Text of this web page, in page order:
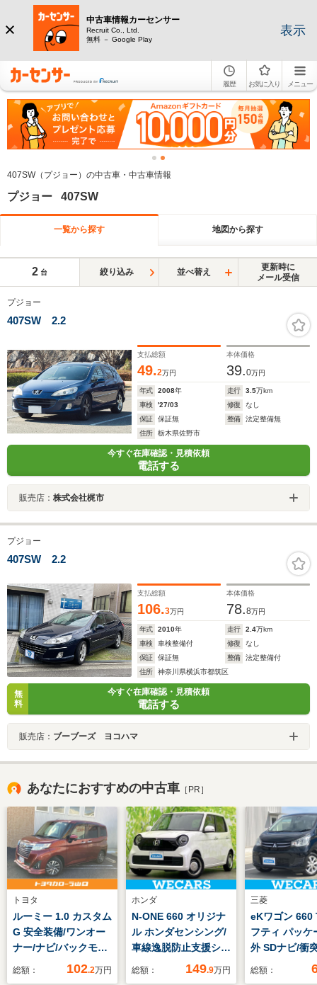
中古車情報カーセンサー
Recruit Co., Ltd.
無料 － Google Play
表示
履歴 お気に入り メニュー
407SW（プジョー）の中古車・中古車情報
プジョー 407SW
一覧から探す 地図から探す
2 台 絞り込み 並べ替え
更新時に
メール受信
プジョー
407SW 2.2
支払総額
49.2万円
本体価格
39.0万円
年式 2008年 走行 3.5万km
車検
'27/03 修復
なし
保証
保証無 整備
法定整備無
住所
栃木県佐野市
今すぐ在庫確認・見積依頼
電話する
販売店： 株式会社梶市
プジョー
407SW 2.2
支払総額
106.3万円
本体価格
78.8万円
年式 2010年 走行 2.4万km
車検
車検整備付 修復
なし
保証
保証無 整備
法定整備付
住所
神奈川県横浜市都筑区
無
料
今すぐ在庫確認・見積依頼
電話する
販売店： ブーブーズ ヨコハマ
あなたにおすすめの中古車 ［PR］
トヨタ
ルーミー 1.0 カスタム
G 安全装備/ワンオー
ナー/ナビ/バックモニ
ター/ETC/クルコン/純
総額： 102.2万円
ホンダ
N-ONE 660 オリジナ
ル ホンダセンシング/
車線逸脱防止支援シス
テム/シート ハーフレ
総額： 149.9万円
三菱
eKワゴン 660
フティ パッケ
外 SDナビ/衝
置/シートヒー
総額：